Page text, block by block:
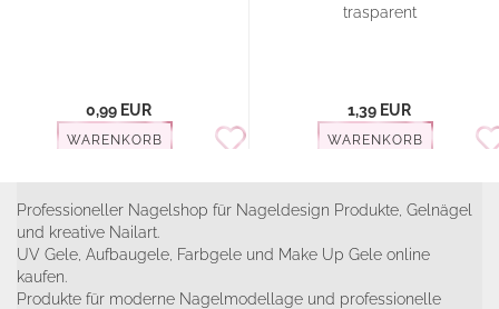
0,99 EUR
WARENKORB
trasparent
1,39 EUR
WARENKORB
Professioneller Nagelshop für Nageldesign Produkte, Gelnägel
und kreative Nailart.
UV Gele, Aufbaugele, Farbgele und Make Up Gele online
kaufen.
Produkte für moderne Nagelmodellage und professionelle